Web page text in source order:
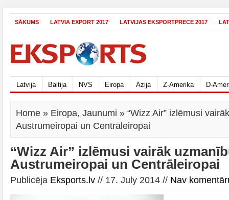
SĀKUMS LATVIA EXPORT 2017 LATVIJAS EKSPORTPRECE 2017
Latvija Baltija NVS Eiropa Āzija Z-Amerika D-
Home » Eiropa, Jaunumi » “Wizz Air” izlēmusi
Austrumeiropai un Centrāleiropai
“Wizz Air” izlēmusi vairāk
Austrumeiropai un Centrāleiropai
Publicēja Eksports.lv // 17. July 2014 // Nav